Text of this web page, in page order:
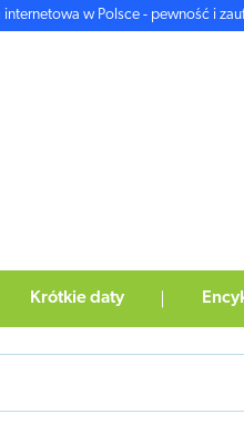
internetowa w Polsce - pewność i
Krótkie daty